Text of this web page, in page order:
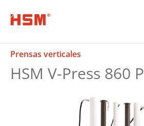
Prensas verticales
HSM V-Press 860 P